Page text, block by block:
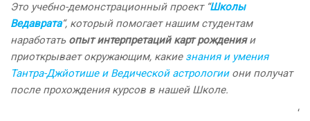
Это учебно-демонстрационный проект “Школы
Ведаврата“, который помогает нашим студентам
наработать опыт интерпретаций карт рожденияи
приоткрывает окружающим, какие знания и умения
Тантра-Джйотише и Ведической астрологииони получат
после прохождения курсов в нашей Школе.
‘